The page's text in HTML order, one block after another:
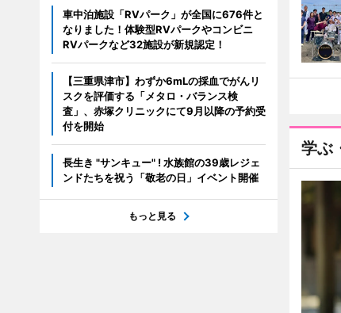
学ぶ
車中泊施設「RVパーク」が全国に676件と
なりました！体験型RVパークやコンビニ
RVパークなど32施設が新規認定！
【三重県津市】わずか6mLの採血でがんリ
スクを評価する「メタロ・バランス検
査」、赤塚クリニックにて9月以降の予約受
付を開始
長生き "サンキュー" ! 水族館の39歳レジェ
ンドたちを祝う「敬老の日」イベント開催
もっと見る